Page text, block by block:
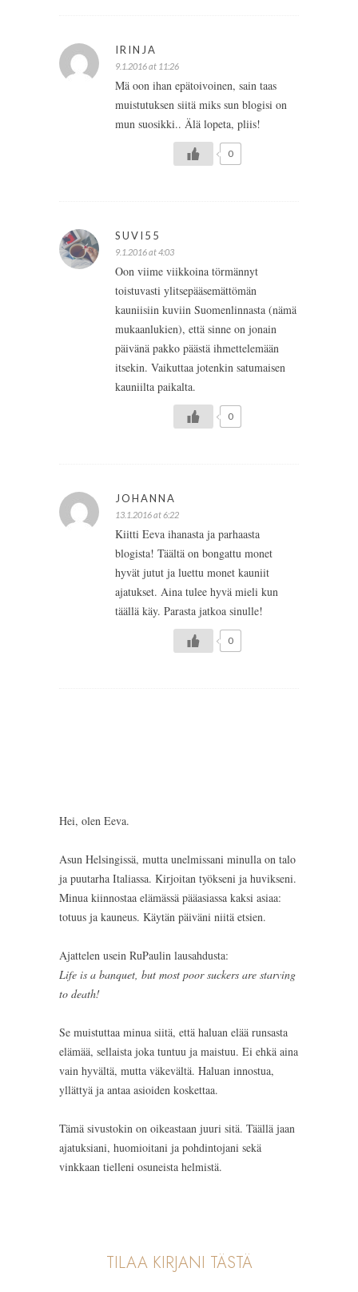
IRINJA
9.1.2016 at 11:26
Mä oon ihan epätoivoinen, sain taas
muistutuksen siitä miks sun blogisi on
mun suosikki.. Älä lopeta, pliis!
0
SUVI55
9.1.2016 at 4:03
Oon viime viikkoina törmännyt
toistuvasti ylitsepääsemättömän
kauniisiin kuviin Suomenlinnasta (nämä
mukaanlukien), että sinne on jonain
päivänä pakko päästä ihmettelemään
itsekin. Vaikuttaa jotenkin satumaisen
kauniilta paikalta.
0
JOHANNA
13.1.2016 at 6:22
Kiitti Eeva ihanasta ja parhaasta
blogista! Täältä on bongattu monet
hyvät jutut ja luettu monet kauniit
ajatukset. Aina tulee hyvä mieli kun
täällä käy. Parasta jatkoa sinulle!
0
Hei, olen Eeva.
Asun Helsingissä, mutta unelmissani minulla on talo
ja puutarha Italiassa. Kirjoitan työkseni ja huvikseni.
Minua kiinnostaa elämässä pääasiassa kaksi asiaa:
totuus ja kauneus. Käytän päiväni niitä etsien.
Ajattelen usein RuPaulin lausahdusta:
Life is a banquet, but most poor suckers are starving
to death!
Se muistuttaa minua siitä, että haluan elää runsasta
elämää, sellaista joka tuntuu ja maistuu. Ei ehkä aina
vain hyvältä, mutta väkevältä. Haluan innostua,
yllättyä ja antaa asioiden koskettaa.
Tämä sivustokin on oikeastaan juuri sitä. Täällä jaan
ajatuksiani, huomioitani ja pohdintojani sekä
vinkkaan tielleni osuneista helmistä.
TILAA KIRJANI TÄSTÄ